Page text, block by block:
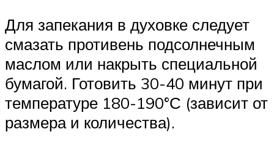
Для запекания в духовке следует
смазать противень подсолнечным
маслом или накрыть специальной
бумагой. Готовить 30-40 минут при
температуре 180-190°С (зависит от
размера и количества).